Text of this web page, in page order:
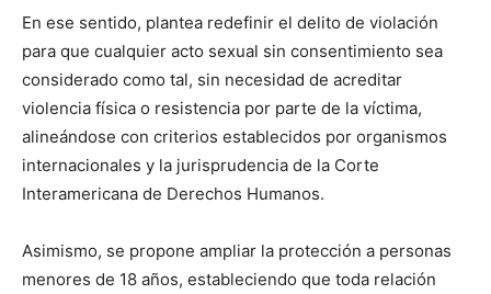
En ese sentido, plantea redefinir el delito de violación
para que cualquier acto sexual sin consentimiento sea
considerado como tal, sin necesidad de acreditar
violencia física o resistencia por parte de la víctima,
alineándose con criterios establecidos por organismos
internacionales y la jurisprudencia de la Corte
Interamericana de Derechos Humanos.
Asimismo, se propone ampliar la protección a personas
menores de 18 años, estableciendo que toda relación